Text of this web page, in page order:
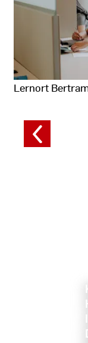
Lernort
Fotodaten
anzeigen